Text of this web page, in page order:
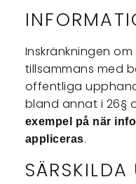
Inskränkningen
tillsammans med
offentliga
bland annat i 26§
exempel på när
appliceras.